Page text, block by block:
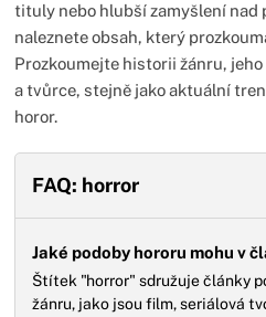
tituly nebo hlubší zamyšlení nad
naleznete obsah, který
Prozkoumejte historii žánru,
a tvůrce, stejně jako aktuální
horor.
FAQ: horror
Jaké podoby hororu mohu v
Štítek "horror" sdružuje články
žánru, jako jsou film, seriálová